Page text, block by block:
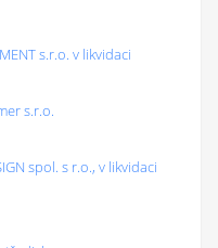
s.r.o. v likvidaci
s.r.o.
spol. s r.o., v likvidaci